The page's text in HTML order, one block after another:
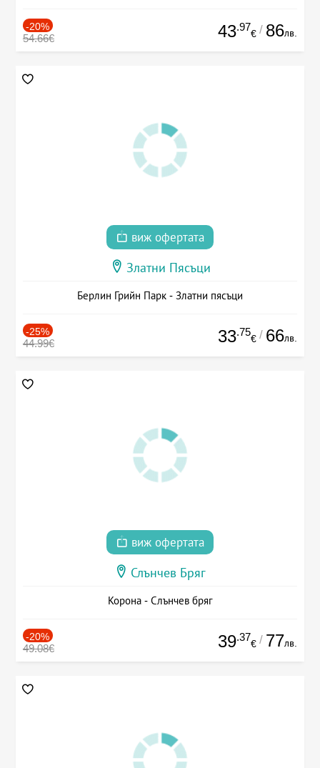
-20%
54.66€ 43.97
€ / 86лв.
виж офертата
Златни Пясъци
Берлин Грийн Парк - Златни пясъци
-25%
44.99€ 33.75
€ / 66лв.
виж офертата
Слънчев Бряг
Корона - Слънчев бряг
-20%
49.08€ 39.37
€ / 77лв.